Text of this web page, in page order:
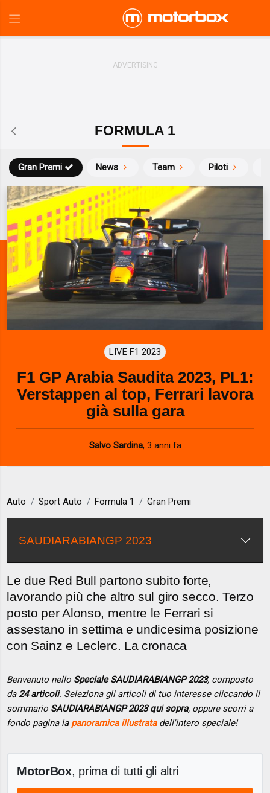
FORMULA 1
News
Gran Premi Team Piloti
LIVE F1 2023
F1 GP Arabia Saudita 2023, PL1:
Verstappen al top, Ferrari lavora
già sulla gara
Salvo Sardina, 3 anni fa
Auto Sport Auto Formula 1 Gran Premi
SAUDIARABIANGP 2023
Le due Red Bull partono subito forte,
lavorando più che altro sul giro secco. Terzo
posto per Alonso, mentre le Ferrari si
assestano in settima e undicesima posizione
con Sainz e Leclerc. La cronaca
Benvenuto nello Speciale SAUDIARABIANGP 2023, composto
da 24 articoli. Seleziona gli articoli di tuo interesse cliccando il
sommario SAUDIARABIANGP 2023 qui sopra, oppure scorri a
fondo pagina la panoramica illustratadell'intero speciale!
MotorBox, prima di tutti gli altri